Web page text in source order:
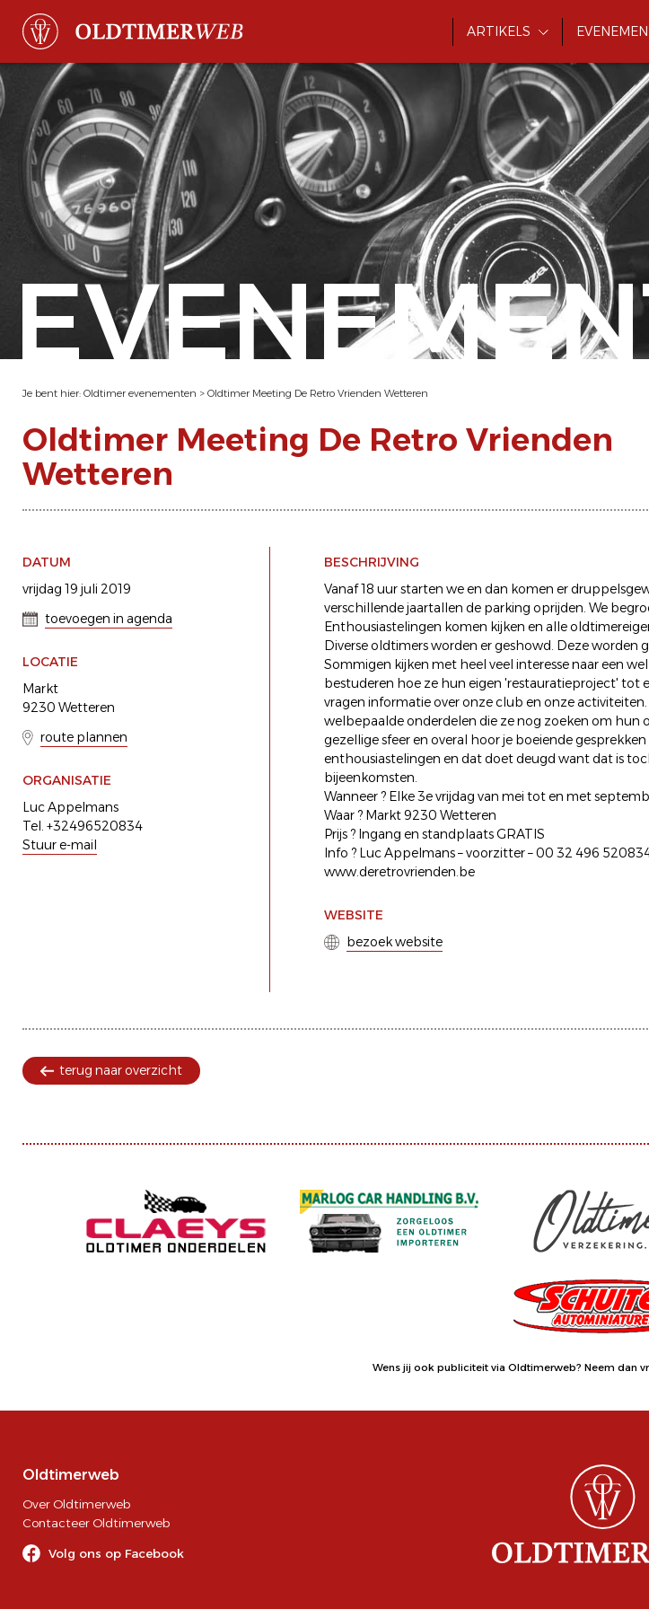
ARTIKELS
Je bent hier: Oldtimer evenementen > Oldtimer Meeting De Retro Vrienden Wetteren
Oldtimer Meeting De Retro Vrienden
Wetteren
DATUM
vrijdag 19 juli 2019
toevoegen in agenda
LOCATIE
Markt
9230 Wetteren
route plannen
ORGANISATIE
Luc Appelmans
Tel. +32496520834
Stuur e-mail
BESCHRIJVING
Vanaf 18 uur starten we en dan komen er
verschillende jaartallen de parking oprijden. We
Enthousiastelingen komen kijken en alle
Diverse oldtimers worden er geshowd. Deze worden
Sommigen kijken met heel veel interesse naar een
bestuderen hoe ze hun eigen 'restauratieproject' tot
vragen informatie over onze club en onze
welbepaalde onderdelen die ze nog zoeken om hun
gezellige sfeer en overal hoor je boeiende
enthousiastelingen en dat doet deugd want dat is
bijeenkomsten.
Wanneer ? Elke 3e vrijdag van mei tot en met
Waar ? Markt 9230 Wetteren
Prijs ? Ingang en standplaats GRATIS
Info ? Luc Appelmans – voorzitter – 00 32 496
www.deretrovrienden.be
WEBSITE
bezoek website
terug naar overzicht
Wens jij ook publiciteit via Oldtimerweb? Neem dan
Oldtimerweb
Over Oldtimerweb
Contacteer Oldtimerweb
Volg ons op Facebook